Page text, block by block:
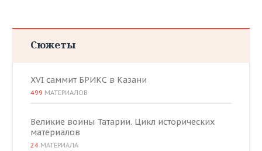
Сюжеты
XVI саммит БРИКС в Казани
499 МАТЕРИАЛОВ
Великие воины Татарии. Цикл исторических
материалов
24 МАТЕРИАЛА